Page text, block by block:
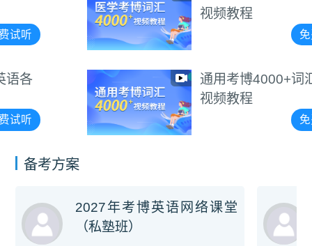
视频教程
通用考博4000+词汇朗读
视频教程
备考方案
2027年考博英语网络课堂
（私塾班）